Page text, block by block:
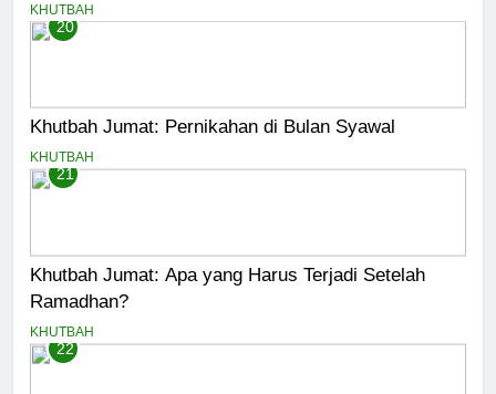
KHUTBAH
20
Khutbah Jumat: Pernikahan di Bulan Syawal
KHUTBAH
21
Khutbah Jumat: Apa yang Harus Terjadi Setelah
Ramadhan?
KHUTBAH
22